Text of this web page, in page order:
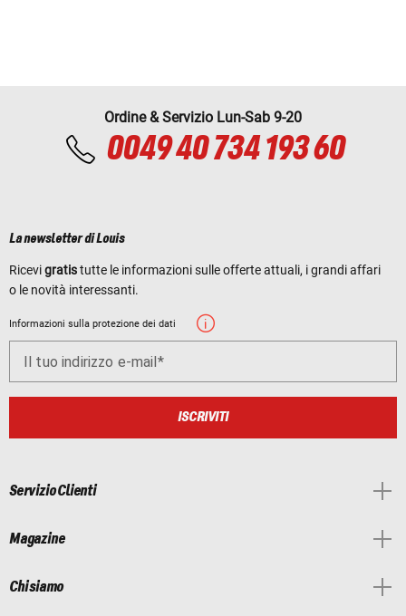
Ordine & Servizio Lun-Sab 9-20
0049 40 734 193 60
La newsletter di Louis
Ricevigratistutte le informazioni sulle offerte attuali, i grandi affari
o le novità interessanti.
Informazioni sulla protezione dei dati
Il tuo indirizzo e-mail
ISCRIVITI
Servizio Clienti
Magazine
Chi siamo